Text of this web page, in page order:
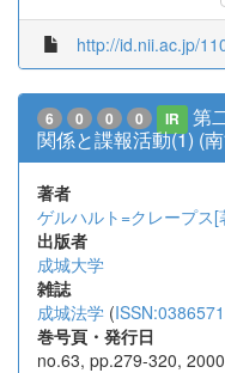
http://id.nii.ac.jp/
6 0 0 0 IR
第
関係と諜報活動(1) (
著者
ゲルハルト=クレープス[
出版者
成城大学
雑誌
成城法学 (
巻号頁・発行日
no.63, pp.279-320,